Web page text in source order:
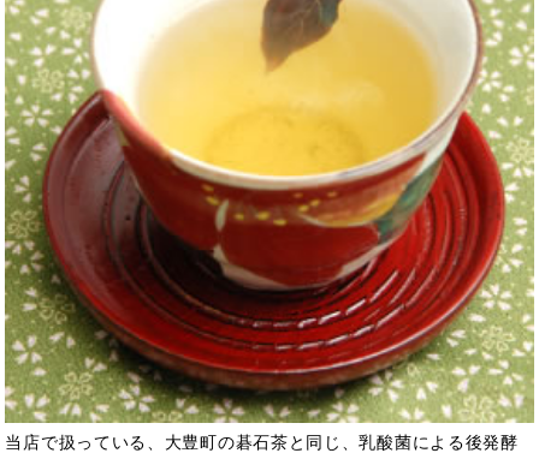
当店で扱っている、大豊町の碁石茶と同じ、乳酸菌による後発酵